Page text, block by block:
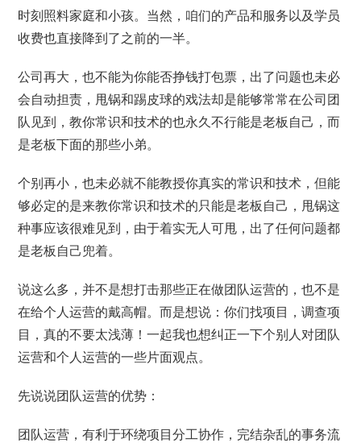
时刻照料家庭和小孩。当然，咱们的产品和服务以及学员
收费也直接降到了之前的一半。
公司再大，也不能为你能否挣钱打包票，出了问题也未必
会自动担责，甩锅和踢皮球的戏法却是能够常常在公司团
队见到，教你常识和技术的也永久不行能是老板自己，而
是老板下面的那些小弟。
个别再小，也未必就不能教授你真实的常识和技术，但能
够必定的是来教你常识和技术的只能是老板自己，甩锅这
种事应该很难见到，由于着实无人可甩，出了任何问题都
是老板自己兜着。
说这么多，并不是想打击那些正在做团队运营的，也不是
在给个人运营的戴高帽。而是想说：你们找项目，调查项
目，真的不要太浅薄！一起我也想纠正一下个别人对团队
运营和个人运营的一些片面观点。
先说说团队运营的优势：
团队运营，有利于环绕项目分工协作，完结杂乱的事务流